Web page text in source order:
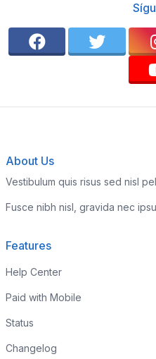
About Us
Vestibulum quis risus sed nisl
Fusce nibh nisl, gravida nec
Features
Help Center
Paid with Mobile
Status
Changelog